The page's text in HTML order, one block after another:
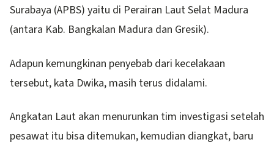
Surabaya (APBS) yaitu di Perairan Laut Selat Madura
(antara Kab. Bangkalan Madura dan Gresik).
Adapun kemungkinan penyebab dari kecelakaan
tersebut, kata Dwika, masih terus didalami.
Angkatan Laut akan menurunkan tim investigasi setelah
pesawat itu bisa ditemukan, kemudian diangkat, baru